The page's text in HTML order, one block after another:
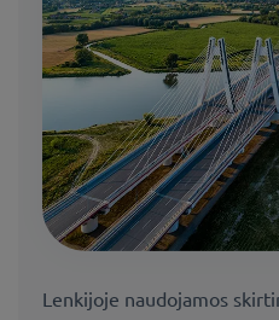
Lenkijoje naudojamos